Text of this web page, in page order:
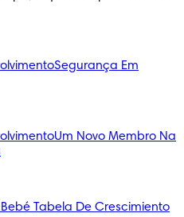
Segurança Em
Um Novo Membro Na
Tabela De Crescimiento